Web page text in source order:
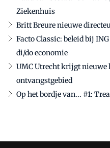
Ziekenhuis
Britt Breure nieuwe
Facto Classic: beleid bij
di/do economie
UMC Utrecht krijgt nieuwe
ontvangstgebied
Op het bordje van... #1: